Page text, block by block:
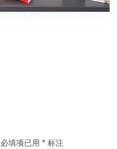
必填项已用 * 标注